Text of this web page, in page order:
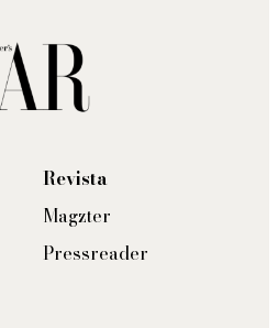
Revista
Magzter
Pressreader